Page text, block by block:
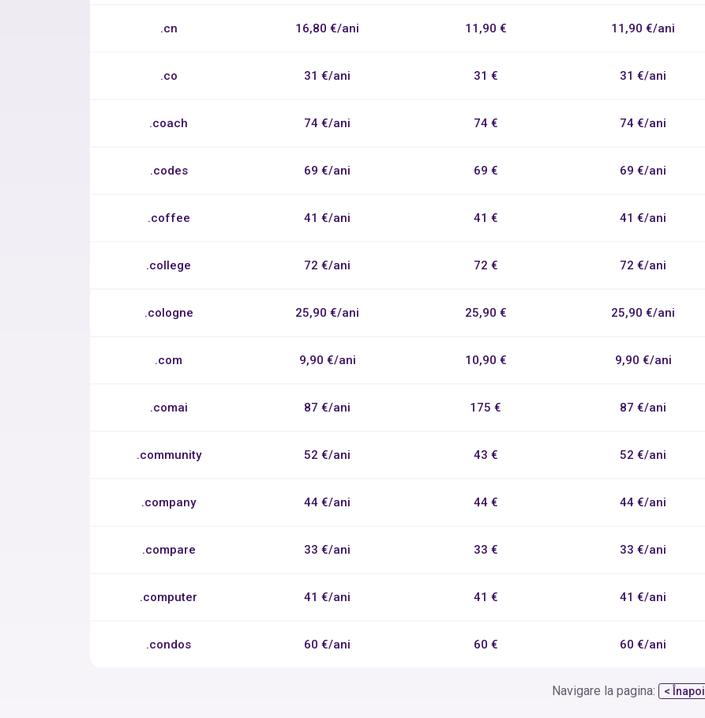
.cn 16,80 €/ani 11,90 € 11,90 €/ani
.co 31 €/ani 31 € 31 €/ani
.coach 74 €/ani 74 € 74 €/ani
.codes 69 €/ani 69 € 69 €/ani
.coffee 41 €/ani 41 € 41 €/ani
.college 72 €/ani 72 € 72 €/ani
.cologne 25,90 €/ani 25,90 € 25,90 €/ani
.com 9,90 €/ani 10,90 € 9,90 €/ani
.comai 87 €/ani 175 € 87 €/ani
.community 52 €/ani 43 € 52 €/ani
.company 44 €/ani 44 € 44 €/ani
.compare 33 €/ani 33 € 33 €/ani
.computer 41 €/ani 41 € 41 €/ani
.condos 60 €/ani 60 € 60 €/ani
Navigare la pagina: < Înapoi